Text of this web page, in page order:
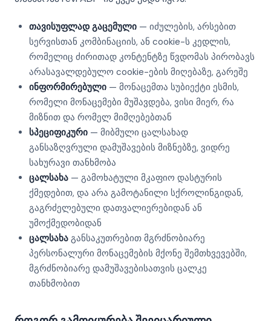
თავისუფლად გაცემული — იძულების, არსებით
სერვისთან კომბინაციის, ან cookie-ს კედლის,
რომელიც ძირითად კონტენტზე წვდომას პირობავს
არასავალდებულო cookie-ების მიღებაზე, გარეშე
ინფორმირებული — მონაცემთა სუბიექტი ესმის,
რომელი მონაცემები მუშავდება, ვისი მიერ, რა
მიზნით და რომელ მიმღებებთან
სპეციფიკური — მიბმული ცალსახად
განსაზღვრული დამუშავების მიზნებზე, ვიდრე
სახურავი თანხმობა
ცალსახა — გამოხატული მკაფიო დასტურის
ქმედებით, და არა გამოტანილი სქროლინგიდან,
გაგრძელებული დათვალიერებიდან ან
უმოქმედობიდან
ცალსახა განსაკუთრებით მგრძნობიარე
პერსონალური მონაცემების მქონე შემთხვევებში,
მგრძნობიარე დამუშავებისათვის ცალკე
თანხმობით